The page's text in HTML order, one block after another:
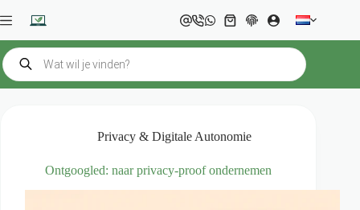
naar
inhoud
Winkelwagen
Producten
zoeken
Privacy & Digitale Autonomie
Ontgoogled: naar privacy-proof ondernemen